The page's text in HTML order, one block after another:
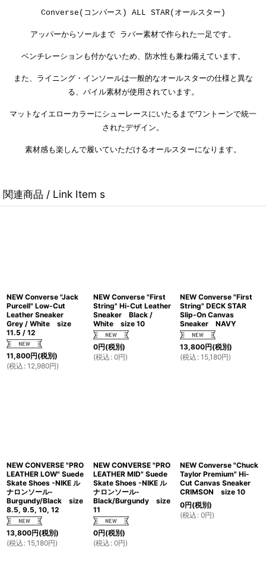
Converse(コンバース) ALL STAR(オールスター)
アッパーからソールまで ラバー素材で作られた一足です。
ベンチレーションも付かないため、防水性も兼ね備えています。
また、ライニング・インソールは一般的なオールスターの仕様と異な
る、パイル素材が使用されています。
マットなイエローカラーにシューレースにいたるまでワントーンで統一
されたデザイン。
素材感も楽しんで履いていただけるオールスターになります。
関連商品 / Link Item s
NEW Converse "Jack
Purcell" Low-Cut
Leather Sneaker
Grey / White size
11.5 / 12
11,800円(税別)
(税込 : 12,980円)
NEW Converse "First
String" Hi-Cut Leather
Sneaker Black /
White size 10
0円(税別)
(税込 : 0円)
NEW Converse "First
String" DECK STAR
Slip-On Canvas
Sneaker NAVY
13,800円(税別)
(税込 : 15,180円)
NEW CONVERSE "PRO
LEATHER LOW" Suede
Skate Shoes -NIKE ル
ナロンソール-
Burgundy/Black size
8.5, 9.5, 10, 12
13,800円(税別)
(税込 : 15,180円)
NEW CONVERSE "PRO
LEATHER MID" Suede
Skate Shoes -NIKE ル
ナロンソール-
Black/Burgundy size
11
0円(税別)
(税込 : 0円)
NEW Converse "Chuck
Taylor Premium" Hi-
Cut Canvas Sneaker
CRIMSON size 10
0円(税別)
(税込 : 0円)